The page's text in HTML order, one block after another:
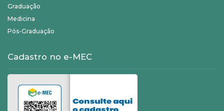
Graduação
Medicina
Pós-Graduação
Cadastro no e-MEC